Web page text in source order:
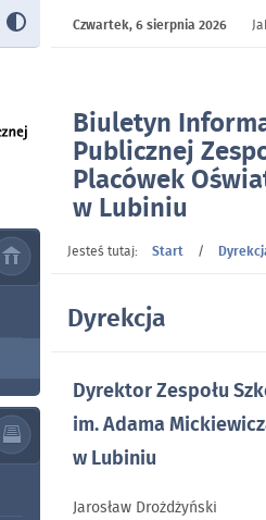
Biuletyn
Publicznej
Placówek
w Lubiniu
- Dyrekcja
Czwartek,6 sierpnia 2026
Jesteś tutaj: Start /
Dyrekcja
Dyrektor Zespołu
im. Adama
w Lubiniu
Jarosław Drożdżyński